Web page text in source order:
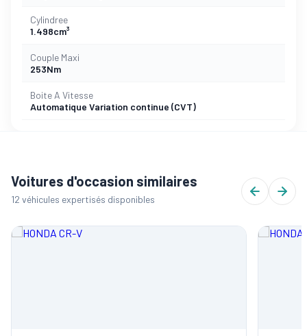
Cylindree
1.498cm³
Couple Maxi
253Nm
Boite A Vitesse
Automatique Variation continue (CVT)
Voitures d'occasion similaires
12 véhicules expertisés disponibles